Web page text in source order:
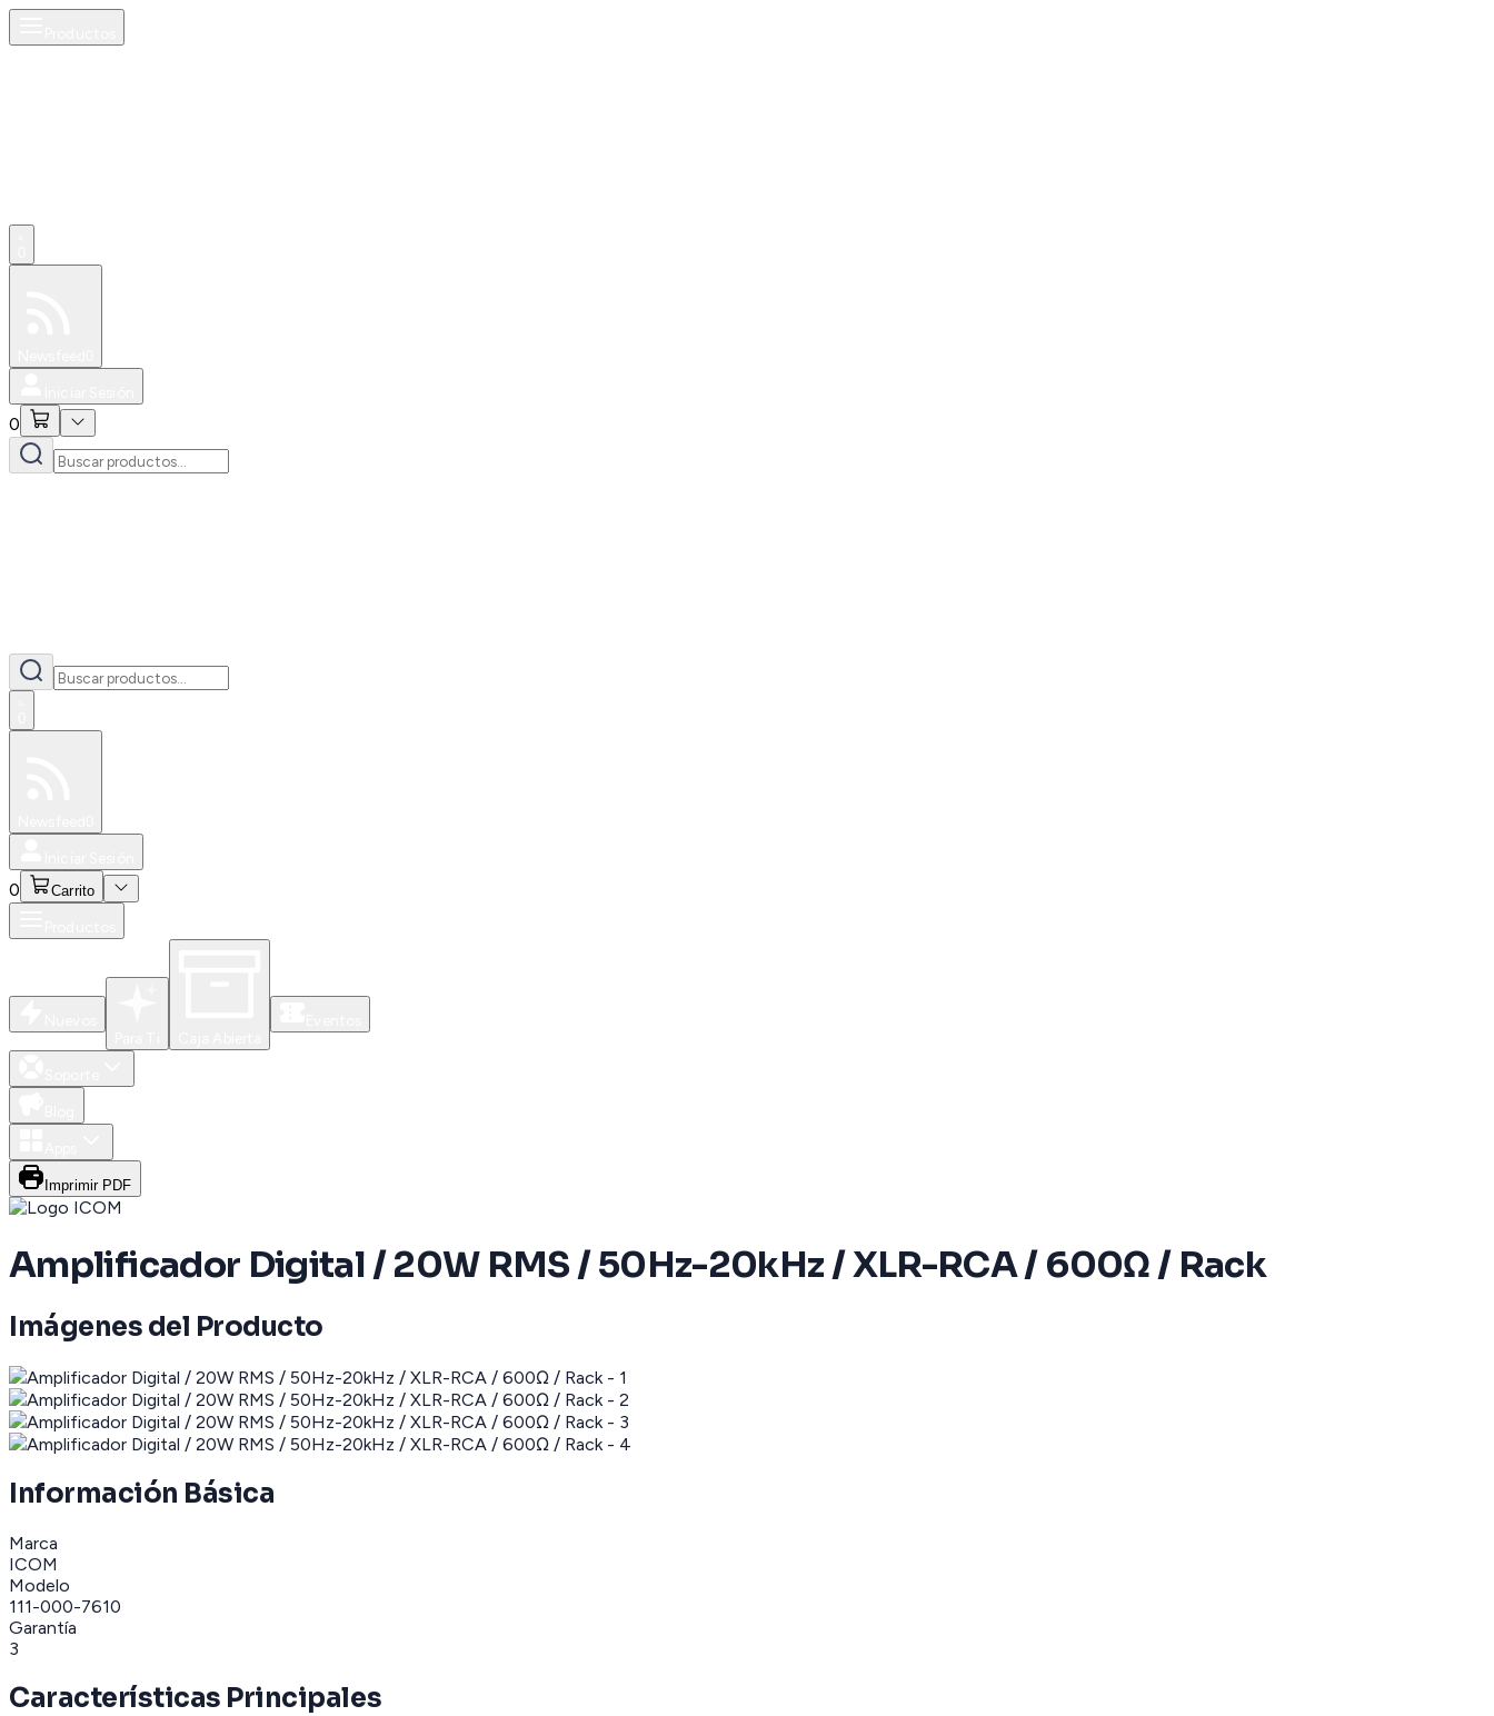
0
0 Carrito
Imprimir PDF
Amplificador Digital / 20W RMS / 50Hz-20kHz / XLR-RCA / 600Ω / Rack
Imágenes del Producto
Información Básica
Marca
ICOM
Modelo
111-000-7610
Garantía
3
Características Principales